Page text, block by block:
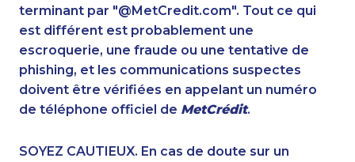
1-438-230-1366
1-587-328-6624
1-438-230-1372
1-866-934-3908
1-437-900-0393
1-905-916-2023
1-418-480-5933
1-778-401-2218
terminant par "@MetCredit.com". Tout ce qui
est différent est probablement une
escroquerie, une fraude ou une tentative de
phishing, et les communications suspectes
doivent être vérifiées en appelant un numéro
de téléphone officiel de MetCrédit.
SOYEZ CAUTIEUX. En cas de doute sur un